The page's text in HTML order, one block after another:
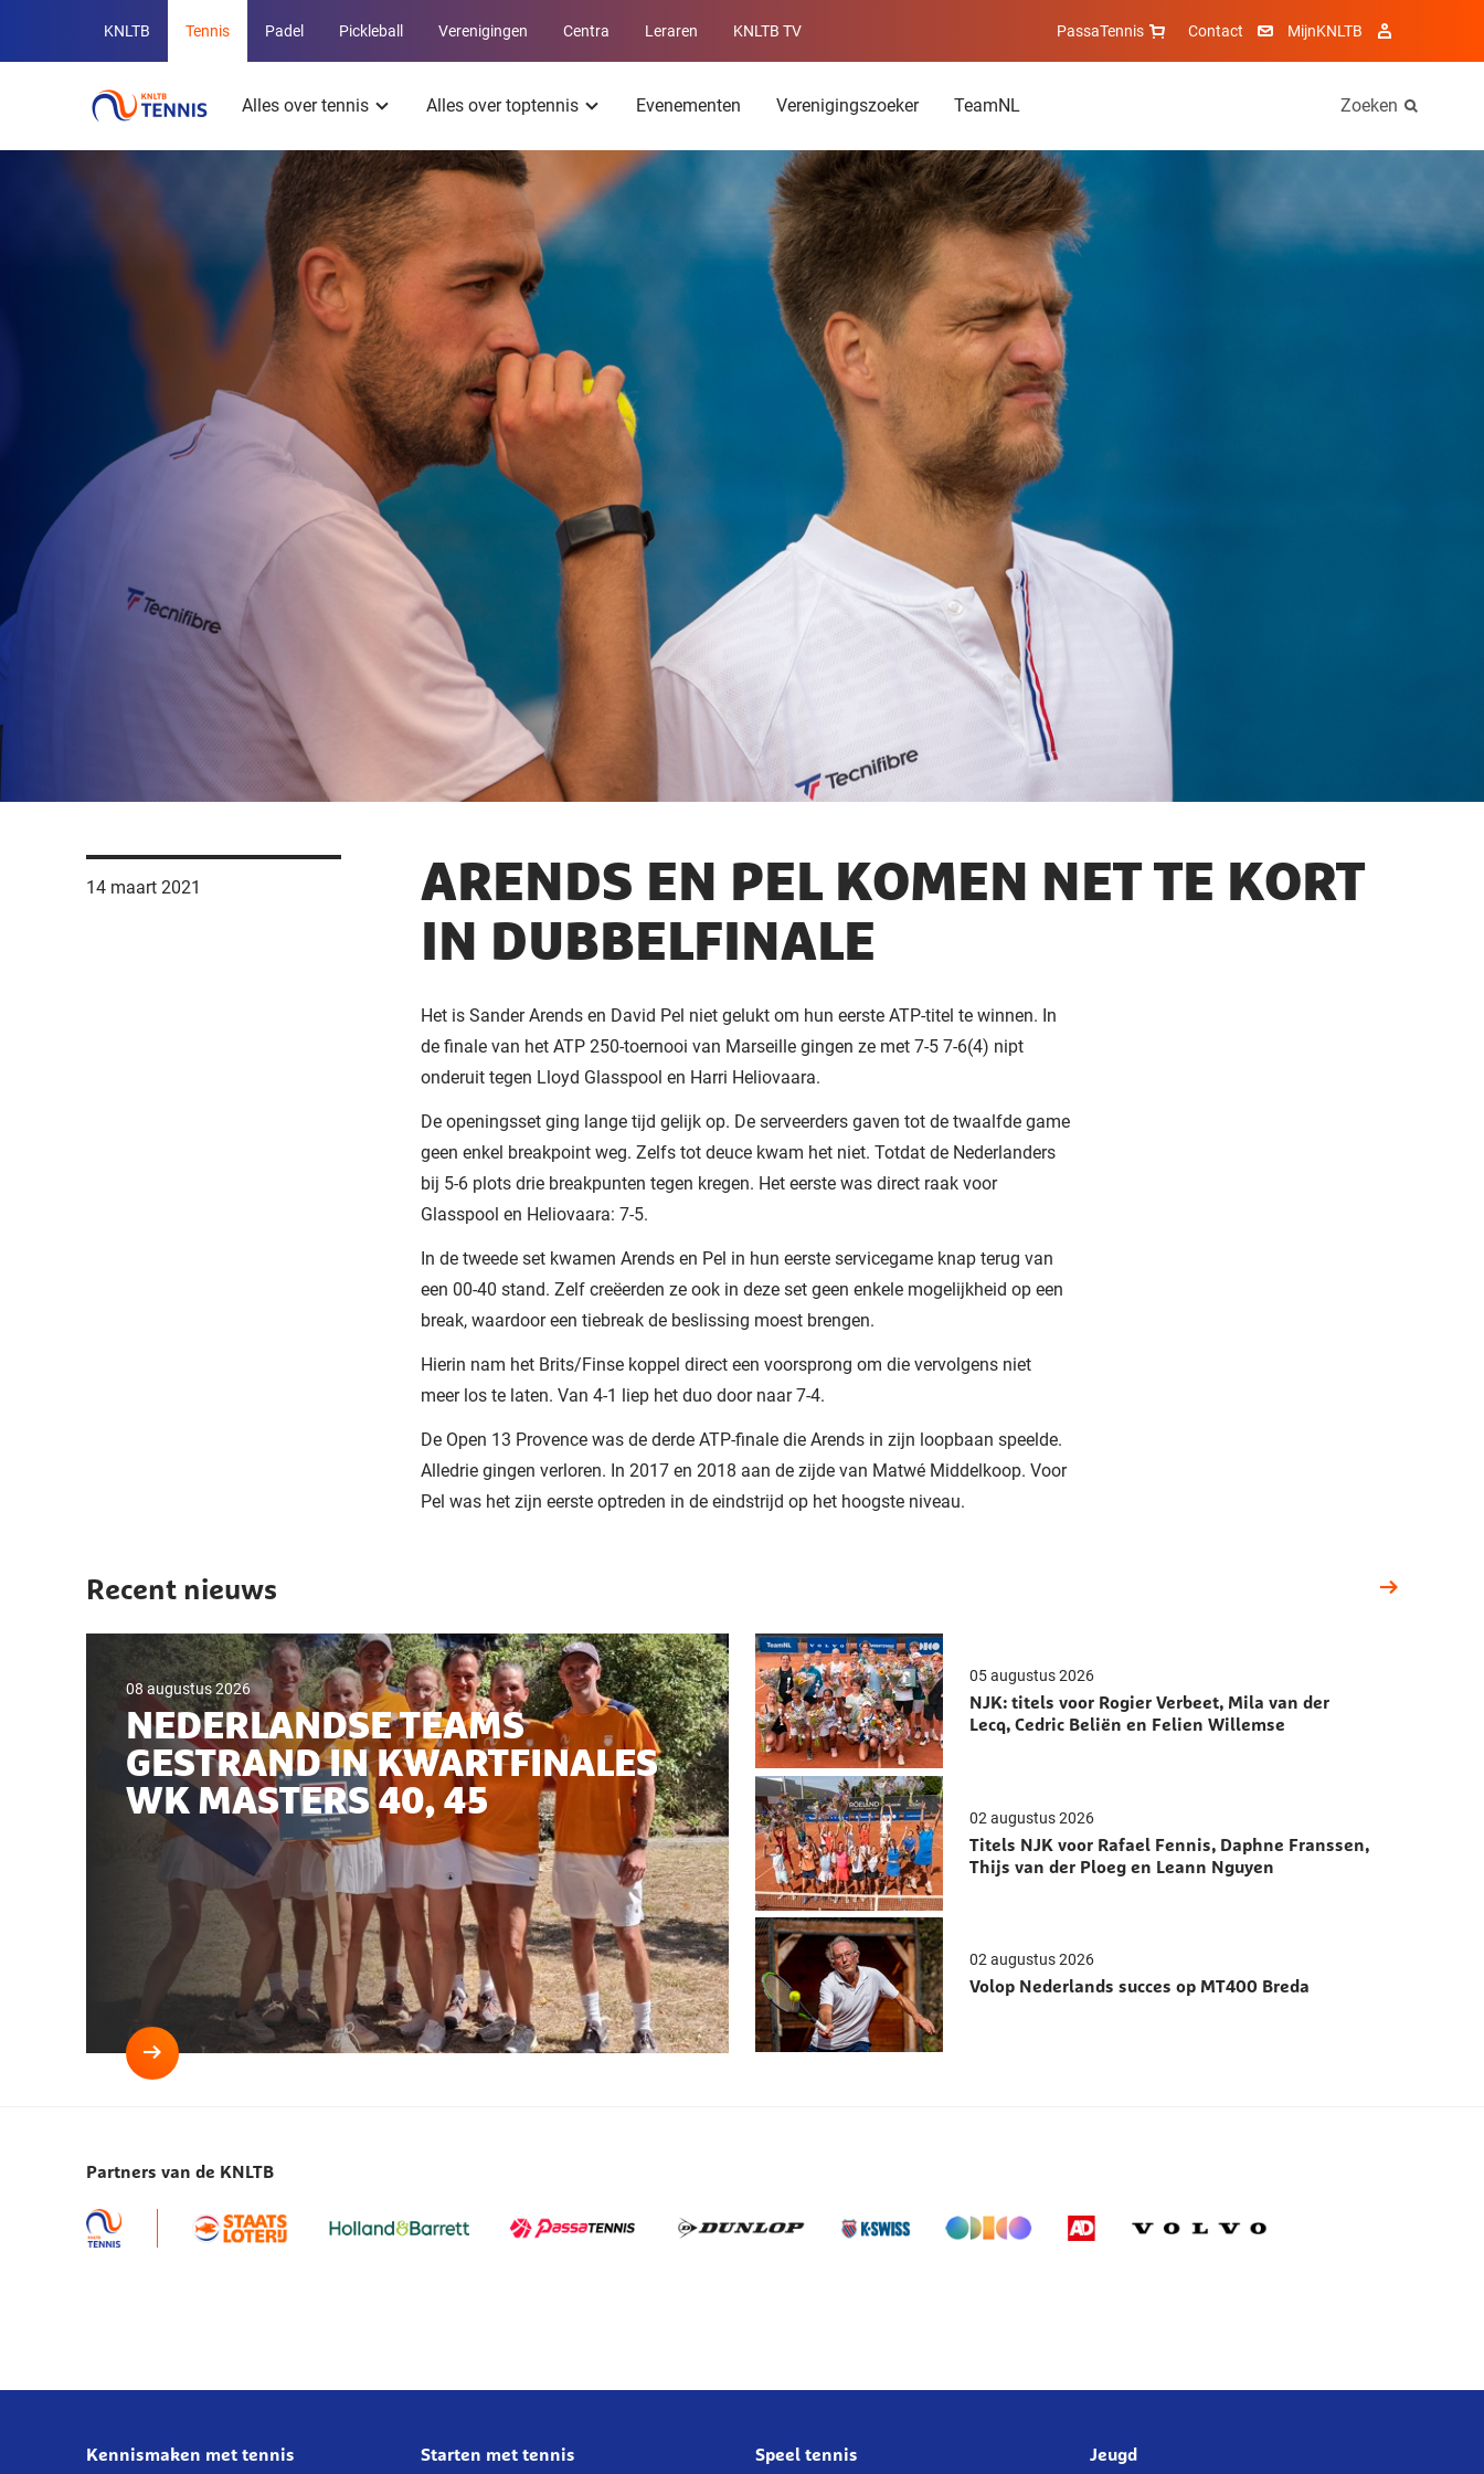
Overige
KNLTB
websites
KNLTB Tennis Padel Pickleball Verenigingen Centra Leraren KNLTB TV PassaTennis Contact MijnKNLTB
Alles over tennis Alles over toptennis Evenementen Verenigingszoeker TeamNL Zoeken
14 maart 2021
ARENDS EN PEL KOMEN NET TE KORT
IN DUBBELFINALE
Het is Sander Arends en David Pel niet gelukt om hun eerste ATP-titel te winnen. In
de finale van het ATP 250-toernooi van Marseille gingen ze met 7-5 7-6(4) nipt
onderuit tegen Lloyd Glasspool en Harri Heliovaara.
De openingsset ging lange tijd gelijk op. De serveerders gaven tot de twaalfde game
geen enkel breakpoint weg. Zelfs tot deuce kwam het niet. Totdat de Nederlanders
bij 5-6 plots drie breakpunten tegen kregen. Het eerste was direct raak voor
Glasspool en Heliovaara: 7-5.
In de tweede set kwamen Arends en Pel in hun eerste servicegame knap terug van
een 00-40 stand. Zelf creëerden ze ook in deze set geen enkele mogelijkheid op een
break, waardoor een tiebreak de beslissing moest brengen.
Hierin nam het Brits/Finse koppel direct een voorsprong om die vervolgens niet
meer los te laten. Van 4-1 liep het duo door naar 7-4.
De Open 13 Provence was de derde ATP-finale die Arends in zijn loopbaan speelde.
Alledrie gingen verloren. In 2017 en 2018 aan de zijde van Matwé Middelkoop. Voor
Pel was het zijn eerste optreden in de eindstrijd op het hoogste niveau.
Recent nieuws
08 augustus 2026
NEDERLANDSE TEAMS
GESTRAND IN KWARTFINALES
WK MASTERS 40, 45
Lees
gestrand
kwartfinales
WK
05 augustus 2026
NJK: titels voor Rogier Verbeet, Mila van der
Lecq, Cedric Beliën en Felien Willemse
02 augustus 2026
Titels NJK voor Rafael Fennis, Daphne Franssen,
Thijs van der Ploeg en Leann Nguyen
02 augustus 2026
Volop Nederlands succes op MT400 Breda
Partners van de KNLTB
Over
Kennismaken met tennis Starten met tennis Speel tennis Jeugd